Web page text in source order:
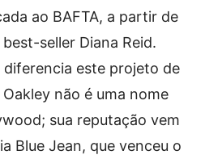
ao BAFTA, a partir de
seller Diana Reid.
diferencia este projeto de
não é uma nome
sua reputação vem
Blue Jean, que venceu o